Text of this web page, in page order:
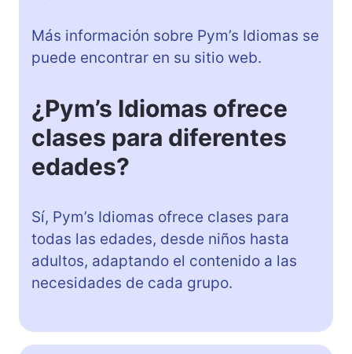
Más información sobre Pym’s Idiomas se
puede encontrar en su sitio web.
¿Pym’s Idiomas ofrece
clases para diferentes
edades?
Sí, Pym’s Idiomas ofrece clases para
todas las edades, desde niños hasta
adultos, adaptando el contenido a las
necesidades de cada grupo.